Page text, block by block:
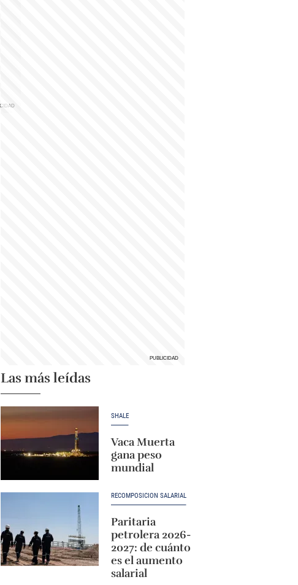
Las más leídas
SHALE
Vaca Muerta
gana peso
mundial
RECOMPOSICIÓN SALARIAL
Paritaria
petrolera 2026-
2027: de cuánto
es el aumento
salarial